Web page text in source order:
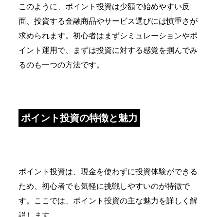
このように、ポイント投資は少額で始めやすい反
面、投資する金融商品やサービス選びには慎重さが
求められます。初心者はまずシミュレーションやポ
イント運用で、まずは投資に対する感覚を掴んでみ
るのも一つの方法です。
ポイント投資の特徴と魅力
ポイント投資は、現金を使わずに投資体験ができる
ため、初心者でも気軽に挑戦しやすいのが特徴で
す。ここでは、ポイント投資の主な魅力を詳しく解